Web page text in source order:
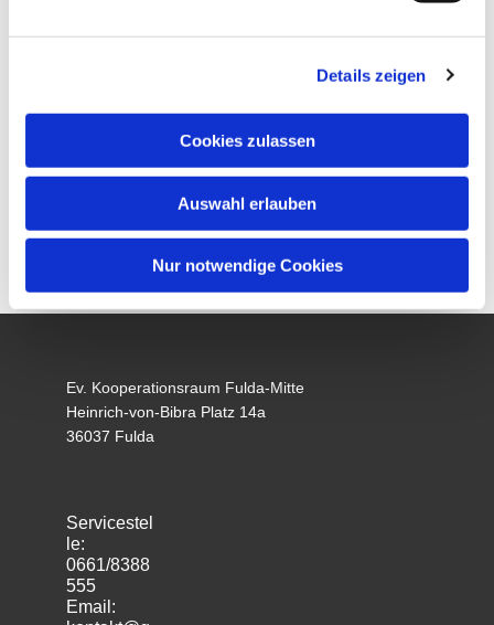
Details zeigen
Cookies zulassen
Auswahl erlauben
Nur notwendige Cookies
Ev. Kooperationsraum Fulda-Mitte
Heinrich-von-Bibra Platz 14a
36037 Fulda
Servicestel
le:
0661/8388
555
Email: